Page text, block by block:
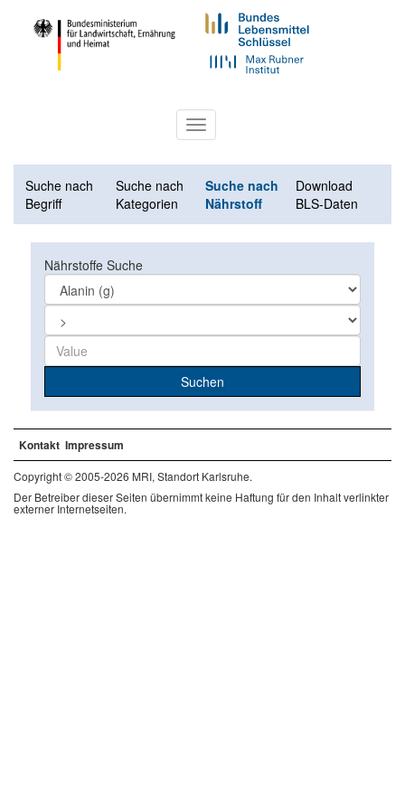
Toggle
navigation
Suche nach
Begriff
Suche nach
Kategorien
Suche nach
Nährstoff
Download
BLS-Daten
Nährstoffe Suche
Suchen
Kontakt Impressum
Copyright © 2005-2026 MRI, Standort Karlsruhe.
Der Betreiber dieser Seiten übernimmt keine Haftung für den Inhalt verlinkter
externer Internetseiten.